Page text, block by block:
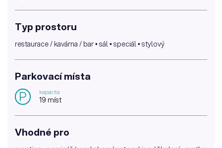
Typ prostoru
restaurace / kavárna / bar • sál • speciál • stylový
Parkovací místa
P kapacita
19 míst
Vhodné pro